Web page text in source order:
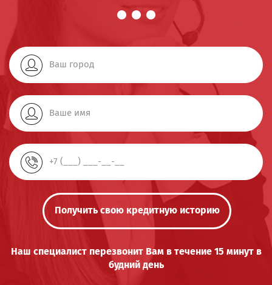
Получить свою кредитную историю
Наш специалист перезвонит Вам в течение 15 минут в
будний день